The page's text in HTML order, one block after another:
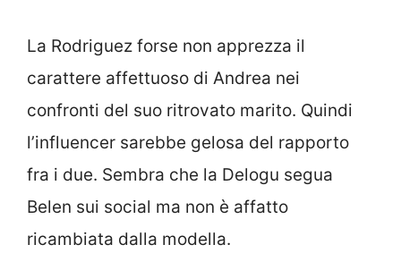
La Rodriguez forse non apprezza il
carattere affettuoso di Andrea nei
confronti del suo ritrovato marito. Quindi
l’influencer sarebbe gelosa del rapporto
fra i due. Sembra che la Delogu segua
Belen sui social ma non è affatto
ricambiata dalla modella.